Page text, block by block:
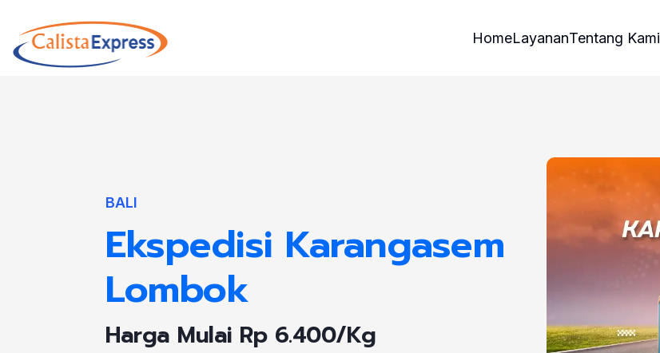
HomeLayananTentang Kami
BALI
Ekspedisi Karangasem
Lombok
Harga Mulai Rp 6.400/Kg